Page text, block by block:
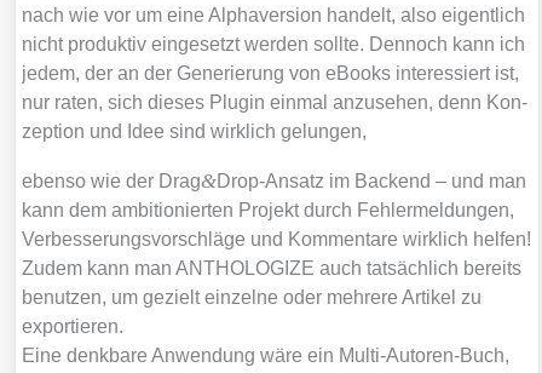
nach wie vor um eine Alpha­ver­si­on han­delt, also eigent­lich
nicht pro­duk­tiv ein­ge­setzt wer­den soll­te. Den­noch kann ich
jedem, der an der Gene­rie­rung von eBooks inter­es­siert ist,
nur raten, sich die­ses Plug­in ein­mal anzu­se­hen, denn Kon­
zep­ti­on und Idee sind wirk­lich gelun­gen,
eben­so wie der Drag&Drop-Ansatz im Backend – und man
kann dem ambi­tio­nier­ten Pro­jekt durch Feh­ler­mel­dun­gen,
Ver­bes­se­rungs­vor­schlä­ge und Kom­men­ta­re wirk­lich hel­fen!
Zudem kann man ANTHOLOGIZE auch tat­säch­lich bereits
benut­zen, um gezielt ein­zel­ne oder meh­re­re Arti­kel zu
expor­tie­ren.
Eine denk­ba­re Anwen­dung wäre ein Mul­ti-Autoren-Buch,